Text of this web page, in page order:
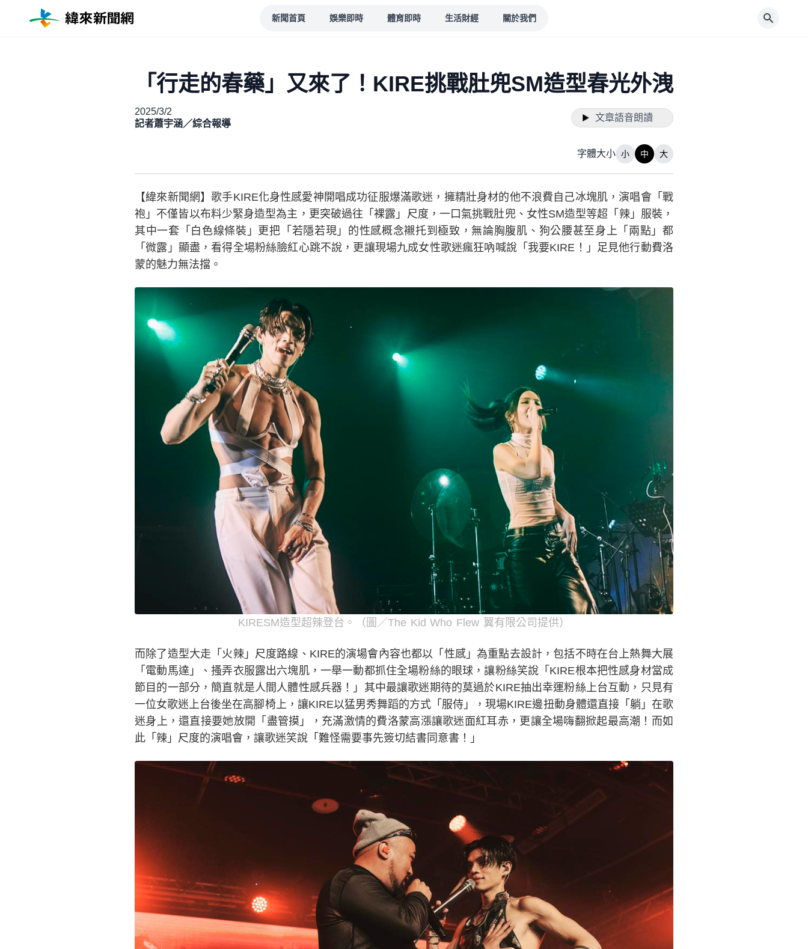
新聞首頁 娛樂即時 體育即時 生活財經 關於我們
「行走的春藥」又來了！KIRE挑戰肚兜SM造型春光外洩
2025/3/2
記者蕭宇涵／綜合報導
文章語音朗讀
字體大小 小 中 大
【緯來新聞網】歌手KIRE化身性感愛神開唱成功征服爆滿歌迷，擁精壯身材的他不浪費自己冰塊肌，演唱會「戰
袍」不僅皆以布料少緊身造型為主，更突破過往「裸露」尺度，一口氣挑戰肚兜、女性SM造型等超「辣」服裝，
其中一套「白色線條裝」更把「若隱若現」的性感概念襯托到極致，無論胸腹肌、狗公腰甚至身上「兩點」都
「微露」顯盡，看得全場粉絲臉紅心跳不說，更讓現場九成女性歌迷瘋狂吶喊說「我要KIRE！」足見他行動費洛
蒙的魅力無法擋。
KIRESM造型超辣登台。（圖／The Kid Who Flew 翼有限公司提供）
而除了造型大走「火辣」尺度路線、KIRE的演場會內容也都以「性感」為重點去設計，包括不時在台上熱舞大展
「電動馬達」、搔弄衣服露出六塊肌，一舉一動都抓住全場粉絲的眼球，讓粉絲笑說「KIRE根本把性感身材當成
節目的一部分，簡直就是人間人體性感兵器！」其中最讓歌迷期待的莫過於KIRE抽出幸運粉絲上台互動，只見有
一位女歌迷上台後坐在高腳椅上，讓KIRE以猛男秀舞蹈的方式「服侍」，現場KIRE邊扭動身體還直接「躺」在歌
迷身上，還直接要她放開「盡管摸」，充滿激情的費洛蒙高漲讓歌迷面紅耳赤，更讓全場嗨翻掀起最高潮！而如
此「辣」尺度的演唱會，讓歌迷笑說「難怪需要事先簽切結書同意書！」